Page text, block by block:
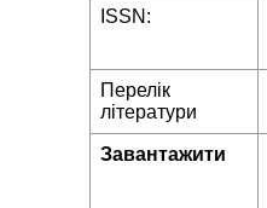
ISSN:
Перелік
літератури
Завантажити